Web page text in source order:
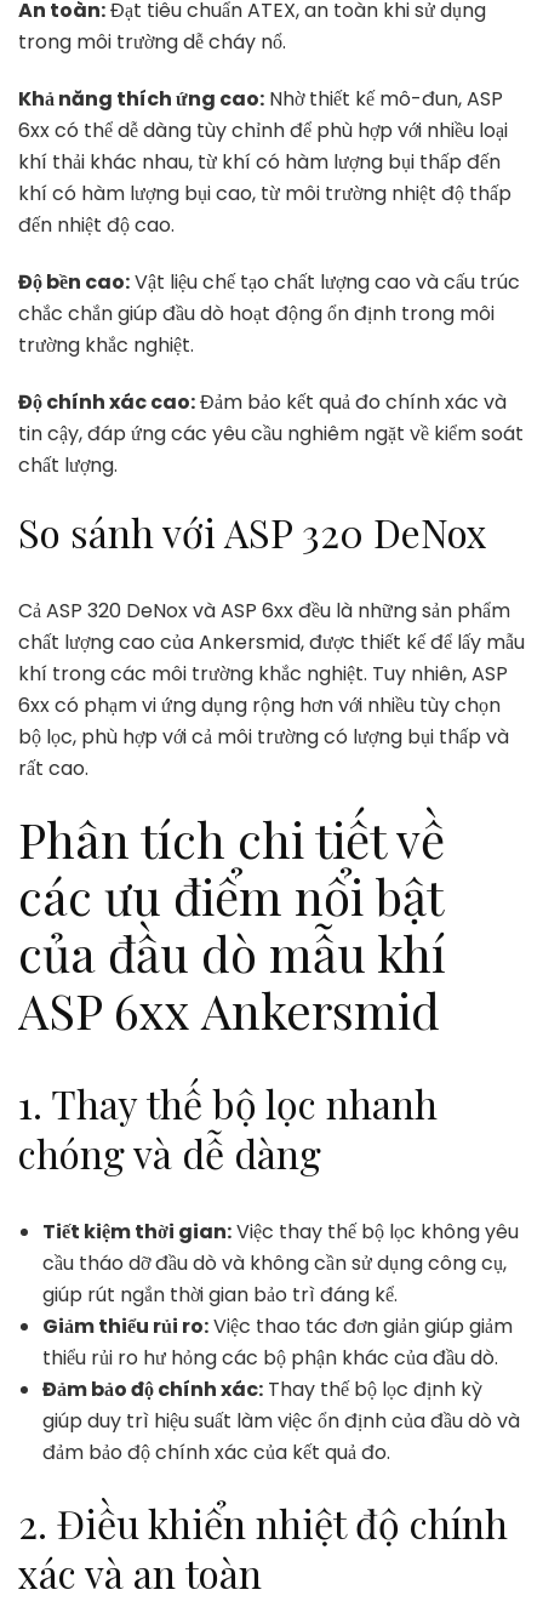
An toàn:Đạt tiêu chuẩn ATEX, an toàn khi sử dụng
trong môi trường dễ cháy nổ.
Khả năng thích ứng cao: Nhờ thiết kế mô-đun, ASP
6xx có thể dễ dàng tùy chỉnh để phù hợp với nhiều loại
khí thải khác nhau, từ khí có hàm lượng bụi thấp đến
khí có hàm lượng bụi cao, từ môi trường nhiệt độ thấp
đến nhiệt độ cao.
Độ bền cao:Vật liệu chế tạo chất lượng cao và cấu trúc
chắc chắn giúp đầu dò hoạt động ổn định trong môi
trường khắc nghiệt.
Độ chính xác cao:Đảm bảo kết quả đo chính xác và
tin cậy, đáp ứng các yêu cầu nghiêm ngặt về kiểm soát
chất lượng.
So sánh với ASP 320 DeNox
Cả ASP 320 DeNox và ASP 6xx đều là những sản phẩm
chất lượng cao của Ankersmid, được thiết kế để lấy mẫu
khí trong các môi trường khắc nghiệt. Tuy nhiên, ASP
6xx có phạm vi ứng dụng rộng hơn với nhiều tùy chọn
bộ lọc, phù hợp với cả môi trường có lượng bụi thấp và
rất cao.
Phân tích chi tiết về
các ưu điểm nổi bật
của đầu dò mẫu khí
ASP 6xx Ankersmid
1. Thay thế bộ lọc nhanh
chóng và dễ dàng
Tiết kiệm thời gian:Việc thay thế bộ lọc không yêu
cầu tháo dỡ đầu dò và không cần sử dụng công cụ,
giúp rút ngắn thời gian bảo trì đáng kể.
Giảm thiểu rủi ro:Việc thao tác đơn giản giúp giảm
thiểu rủi ro hư hỏng các bộ phận khác của đầu dò.
Đảm bảo độ chính xác: Thay thế bộ lọc định kỳ
giúp duy trì hiệu suất làm việc ổn định của đầu dò và
đảm bảo độ chính xác của kết quả đo.
2. Điều khiển nhiệt độ chính
xác và an toàn